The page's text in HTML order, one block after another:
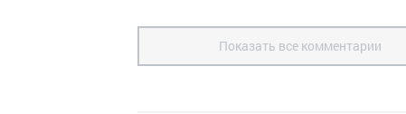
Показать все комментарии